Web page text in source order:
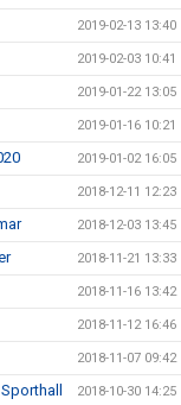
2019-02-13 13:40
2019-02-03 10:41
2019-01-22 13:05
2019-01-16 10:21
2019-01-02 16:05
2018-12-11 12:23
2018-12-03 13:45
2018-11-21 13:33
2018-11-16 13:42
2018-11-12 16:46
2018-11-07 09:42
2018-10-30 14:25